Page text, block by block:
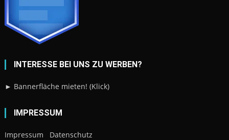
INTERESSE BEI UNS ZU WERBEN?
► Bannerfläche mieten! (Klick)
IMPRESSUM
Impressum Datenschutz